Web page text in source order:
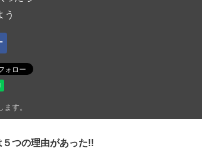
う
す。
つの理由があった!!